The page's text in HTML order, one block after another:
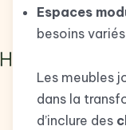
Espaces
besoins
Les meubles
dans la
d’inclure des